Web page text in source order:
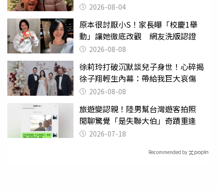
2026-08-04
原本很討厭小S！家長曝「校慶1舉
動」讓她徹底改觀 網友洗版認證
2026-08-08
徐莉玲打破沉默談兒子身世！心碎揭
徐子翔輕生內幕：帶給我巨大哀傷
2026-08-08
旅遊變認親！陸男幫台灣遊客拍照
閒聊驚覺「是失聯大伯」奇蹟重逢
2026-07-18
Recommended by